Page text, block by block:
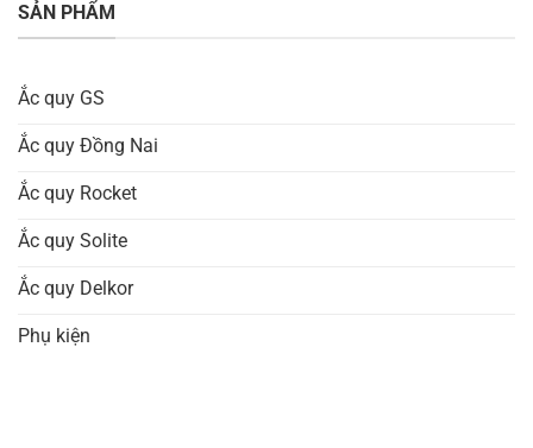
SẢN PHẨM
Ắc quy GS
Ắc quy Đồng Nai
Ắc quy Rocket
Ắc quy Solite
Ắc quy Delkor
Phụ kiện